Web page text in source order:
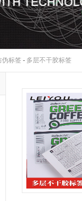
伪标签- 多层不干胶标签